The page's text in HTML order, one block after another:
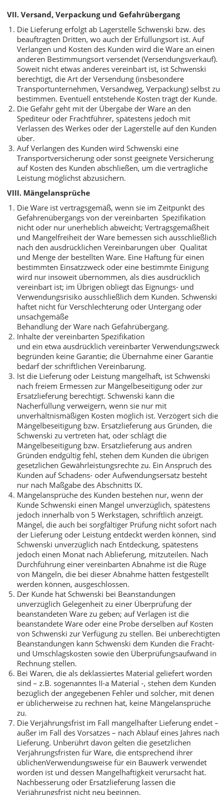
VII. Versand, Verpackung und Gefahrübergang
Die Lieferung erfolgt ab Lagerstelle Schwenski bzw. des
beauftragten Dritten, wo auch der Erfüllungsort ist. Auf
Verlangen und Kosten des Kunden wird die Ware an einen
anderen Bestimmungsort versendet (Versendungsverkauf).
Soweit nicht etwas anderes vereinbart ist, ist Schwenski
berechtigt, die Art der Versendung (insbesondere
Transportunternehmen, Versandweg, Verpackung) selbst zu
bestimmen. Eventuell entstehende Kosten trägt der Kunde.
Die Gefahr geht mit der Übergabe der Ware an den
Spediteur oder Frachtführer, spätestens jedoch mit
Verlassen des Werkes oder der Lagerstelle auf den Kunden
über.
Auf Verlangen des Kunden wird Schwenski eine
Transportversicherung oder sonst geeignete Versicherung
auf Kosten des Kunden abschließen, um die vertragliche
Leistung möglichst abzusichern.
VIII. Mängelansprüche
Die Ware ist vertragsgemäß, wenn sie im Zeitpunkt des
Gefahrenübergangs von der vereinbarten Spezifikation
nicht oder nur unerheblich abweicht; Vertragsgemäßheit
und Mangelfreiheit der Ware bemessen sich ausschließlich
nach den ausdrücklichen Vereinbarungen über Qualität
und Menge der bestellten Ware. Eine Haftung für einen
bestimmten Einsatzzweck oder eine bestimmte Einigung
wird nur insoweit übernommen, als dies ausdrücklich
vereinbart ist; im Übrigen obliegt das Eignungs- und
Verwendungsrisiko ausschließlich dem Kunden. Schwenski
haftet nicht für Verschlechterung oder Untergang oder
unsachgemäße
Behandlung der Ware nach Gefahrübergang.
Inhalte der vereinbarten Spezifikation
und ein etwa ausdrücklich vereinbarter Verwendungszweck
begründen keine Garantie; die Übernahme einer Garantie
bedarf der schriftlichen Vereinbarung.
Ist die Lieferung oder Leistung mangelhaft, ist Schwenski
nach freiem Ermessen zur Mängelbeseitigung oder zur
Ersatzlieferung berechtigt. Schwenski kann die
Nacherfüllung verweigern, wenn sie nur mit
unverhältnismäßigen Kosten möglich ist. Verzögert sich die
Mängelbeseitigung bzw. Ersatzlieferung aus Gründen, die
Schwenski zu vertreten hat, oder schlägt die
Mängelbeseitigung bzw. Ersatzlieferung aus andren
Gründen endgültig fehl, stehen dem Kunden die übrigen
gesetzlichen Gewährleistungsrechte zu. Ein Anspruch des
Kunden auf Schadens- oder Aufwendungsersatz besteht
nur nach Maßgabe des Abschnitts IX.
Mängelansprüche des Kunden bestehen nur, wenn der
Kunde Schwenski einen Mangel unverzüglich, spätestens
jedoch innerhalb von 5 Werkstagen, schriftlich anzeigt.
Mängel, die auch bei sorgfältiger Prüfung nicht sofort nach
der Lieferung oder Leistung entdeckt werden können, sind
Schwenski unverzüglich nach Entdeckung, spätestens
jedoch einen Monat nach Ablieferung, mitzuteilen. Nach
Durchführung einer vereinbarten Abnahme ist die Rüge
von Mängeln, die bei dieser Abnahme hätten festgestellt
werden können, ausgeschlossen.
Der Kunde hat Schwenski bei Beanstandungen
unverzüglich Gelegenheit zu einer Überprüfung der
beanstandeten Ware zu geben; auf Verlagen ist die
beanstandete Ware oder eine Probe derselben auf Kosten
von Schwenski zur Verfügung zu stellen. Bei unberechtigten
Beanstandungen kann Schwenski dem Kunden die Fracht-
und Umschlagskosten sowie den Überprüfungsaufwand in
Rechnung stellen.
Bei Waren, die als deklassiertes Material geliefert worden
sind – z.B. sogenanntes II-a Material -, stehen dem Kunden
bezüglich der angegebenen Fehler und solcher, mit denen
er üblicherweise zu rechnen hat, keine Mängelansprüche
zu.
Die Verjährungsfrist im Fall mangelhafter Lieferung endet –
außer im Fall des Vorsatzes – nach Ablauf eines Jahres nach
Lieferung. Unberührt davon gelten die gesetzlichen
Verjährungsfristen für Ware, die entsprechend ihrer
üblichenVerwendungsweise für ein Bauwerk verwendet
worden ist und dessen Mangelhaftigkeit verursacht hat.
Nachbesserung oder Ersatzlieferung lassen die
Verjährungsfrist nicht neu beginnen.